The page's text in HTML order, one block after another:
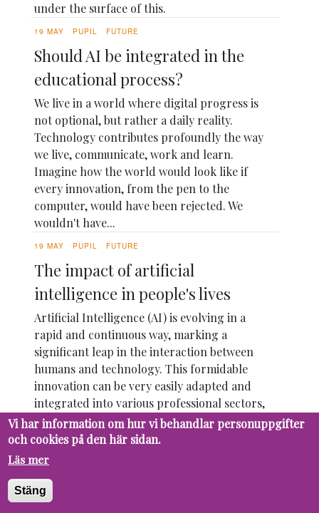
under the surface of this.
19 MAY PUPIL FUTURE
Should AI be integrated in the
educational process?
We live in a world where digital progress is
not optional, but rather a daily reality.
Technology contributes profoundly the way
we live, communicate, work and learn.
Imagine how the world would look like if
every innovation, from the pen to the
computer, would have been rejected. We
wouldn't have...
19 MAY PUPIL FUTURE
The impact of artificial
intelligence in people's lives
Artificial Intelligence (AI) is evolving in a
rapid and continuous way, marking a
significant leap in the interaction between
humans and technology. This formidable
innovation can be very easily adapted and
integrated into various professional sectors,
due to its versatility in different assigned...
Vi har information om hur vi behandlar personuppgifter
och cookies på den här sidan.
Läs mer
Stäng